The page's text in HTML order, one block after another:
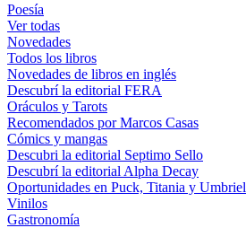
Poesía
Ver todas
Novedades
Todos los libros
Novedades de libros en inglés
Descubrí la editorial FERA
Oráculos y Tarots
Recomendados por Marcos Casas
Cómics y mangas
Descubri la editorial Septimo Sello
Descubrí la editorial Alpha Decay
Oportunidades en Puck, Titania y Umbriel
Vinilos
Gastronomía